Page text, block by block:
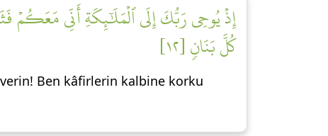
إِذۡ يُوحِي رَبُّكَ إِلَى ٱلۡمَلَٰٓئِكَةِ أَنِّي مَعَكُمۡ
كُلَّ بَنَانٖ [١٢]
Ben kâfirlerin kalbine korku